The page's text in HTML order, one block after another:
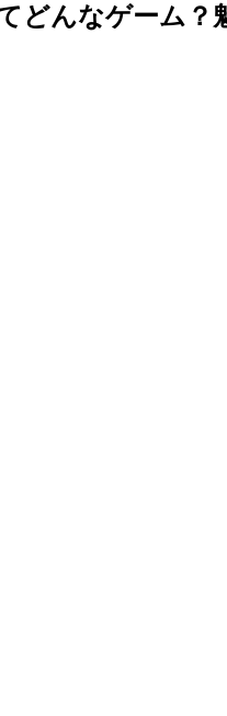
どんなゲーム？